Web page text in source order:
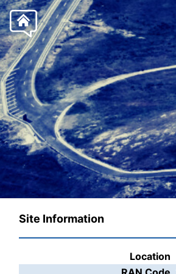
Site Information
Location